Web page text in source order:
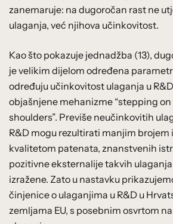
zanemaruje: na dugoročan rast ne
ulaganja, već njihova učinkovitost.
Kao što pokazuje jednadžba (13),
je velikim dijelom određena
određuju učinkovitost ulaganja u
objašnjene mehanizme “stepping on
shoulders”. Previše neučinkovitih
R&D mogu rezultirati manjim brojem
kvalitetom patenata, znanstvenih
pozitivne eksternalije takvih
izražene. Zato u nastavku
činjenice o ulaganjima u R&D u
zemljama EU, s posebnim osvrtom